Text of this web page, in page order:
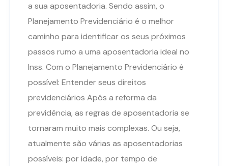
a sua aposentadoria. Sendo assim, o
Planejamento Previdenciário é o melhor
caminho para identificar os seus próximos
passos rumo a uma aposentadoria ideal no
Inss. Com o Planejamento Previdenciário é
possível: Entender seus direitos
previdenciários Após a reforma da
previdência, as regras de aposentadoria se
tornaram muito mais complexas. Ou seja,
atualmente são várias as aposentadorias
possíveis: por idade, por tempo de